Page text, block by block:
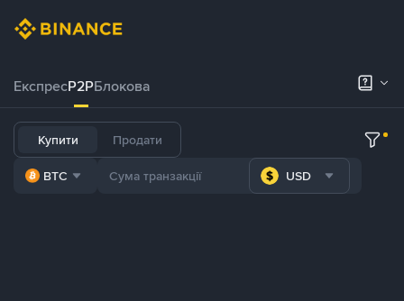
ЕкспресP2PБлокова
Купити Продати
BTC USD